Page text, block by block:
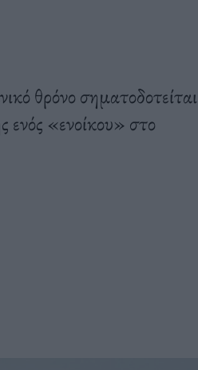
θρόνο σηματοδοτείται
«ενοίκου» στο